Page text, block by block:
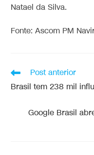
Natael da Silva.
Fonte: Ascom PM
Post anterior
Brasil tem 238 mil
Google Brasil